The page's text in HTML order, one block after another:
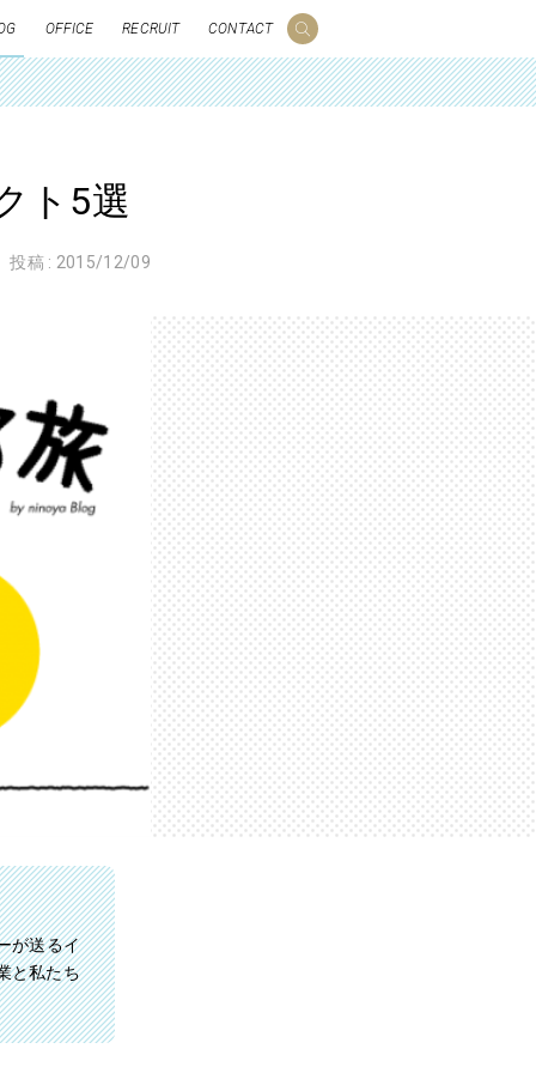
OFFICE RECRUIT CONTACT
ト5選
投稿 : 2015/12/09
が送るイ
と私たち